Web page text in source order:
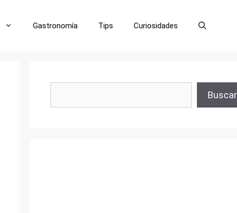
Gastronomía Tips Curiosidades
Buscar